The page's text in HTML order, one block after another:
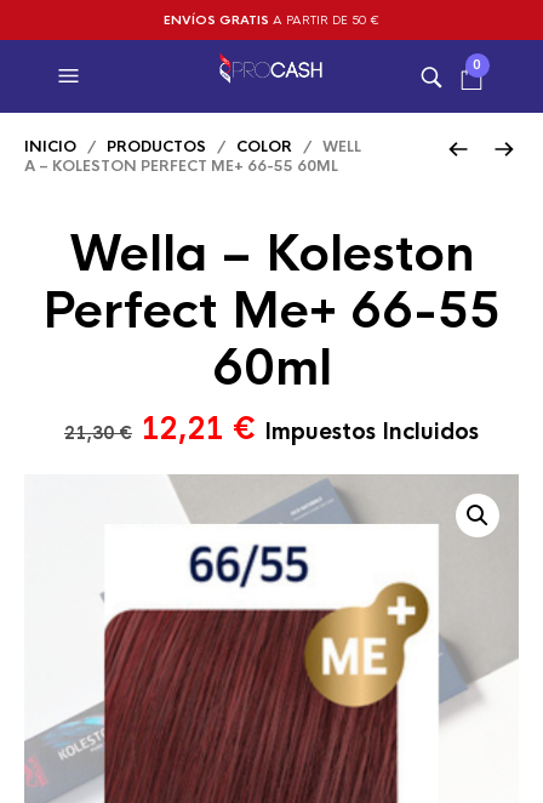
ENVÍOS GRATIS A PARTIR DE 50 €
0
INICIO / PRODUCTOS / COLOR / WELL
A – KOLESTON PERFECT ME+ 66-55 60ML
Wella – Koleston
Perfect Me+ 66-55
60ml
21,30€ El
original
era:
21,30 €.
12,21 € El
precio
actual
es:
12,21 €.
Impuestos Incluidos